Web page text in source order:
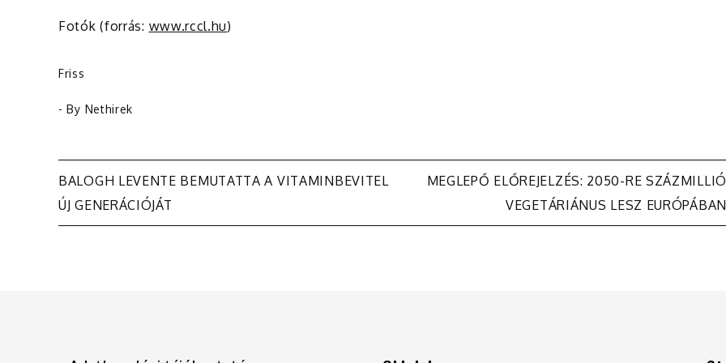
Fotók (forrás: www.rccl.hu)
Friss
- By Nethirek
Bejegyzés
navigáció
BALOGH LEVENTE BEMUTATTA A VITAMINBEVITEL
ÚJ GENERÁCIÓJÁT
MEGLEPŐ ELŐREJELZÉS: 2050-RE SZÁZMILLIÓ
VEGETÁRIÁNUS LESZ EURÓPÁBAN